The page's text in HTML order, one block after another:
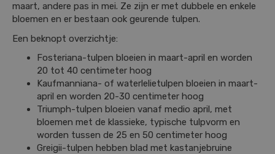
maart, andere pas in mei. Ze zijn er met dubbele en enkele
bloemen en er bestaan ook geurende tulpen.
Een beknopt overzichtje:
Fosteriana-tulpen bloeien in maart-april en worden
20 tot 40 centimeter hoog
Kaufmanniana- of waterlelietulpen bloeien in maart-
april en worden 20-30 centimeter hoog
Triumph-tulpen bloeien vanaf medio april, met
bloemen met de klassieke, typische tulpvorm en
worden tussen de 25 en 50 centimeter hoog
Greigii-tulpen hebben blad met kastanjebruine